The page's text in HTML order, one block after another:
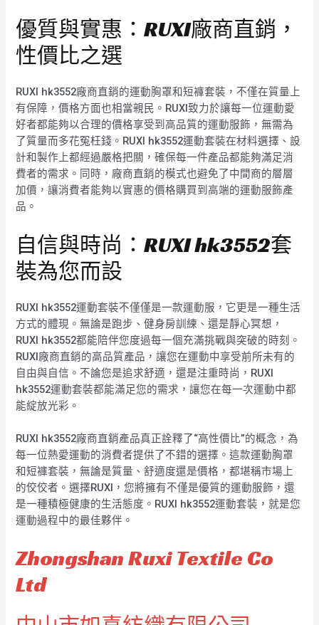
優質與實惠：RUXI廠商直銷，
性價比之選
RUXI hk3552廠商直銷的運動胸罩和短褲套裝，不僅在質量上
有保障，價格方面也相當親民。RUXI致力於讓每一位運動愛
好者都能夠以合理的價格享受到高品質的運動服飾，無需為
了質量而多花冤枉錢。RUXI hk3552運動套裝在材料選擇、設
計和製作上都經過嚴格把關，確保每一件產品都能夠滿足消
費者的需求。同時，廠商直銷的模式也避免了中間商的層層
加價，讓消費者能夠以實惠的價格購買到高端的運動服飾產
品。
自信與時尚：RUXI hk3552套
裝為您而設
RUXI hk3552運動套裝不僅僅是一款運動服，它更是一種生活
方式的體現。無論是跑步、健身房訓練、還是靜心冥想，
RUXI hk3552都能陪伴您度過每一個充滿挑戰與突破的時刻。
RUXI廠商直銷的高品質產品，讓您在運動中享受前所未有的
自由與自信。不論您是追求舒適，還是注重時尚，RUXI
hk3552運動套裝都能滿足您的需求，讓您在每一次運動中都
能綻放光彩。
RUXI hk3552廠商直銷產品真正詮釋了“高性價比”的概念，為
每一位熱愛運動的消費者提供了不錯的選擇。這款運動胸罩
和短褲套裝，無論是質量、舒適度還是價格，都堪稱市場上
的佼佼者。選擇RUXI，您將擁有不僅是優質的運動服飾，還
是一種積極健康的生活態度。RUXI hk3552運動套裝，就是您
運動過程中的最佳夥伴。
Zhongshan Ruxi Textile Co
Ltd